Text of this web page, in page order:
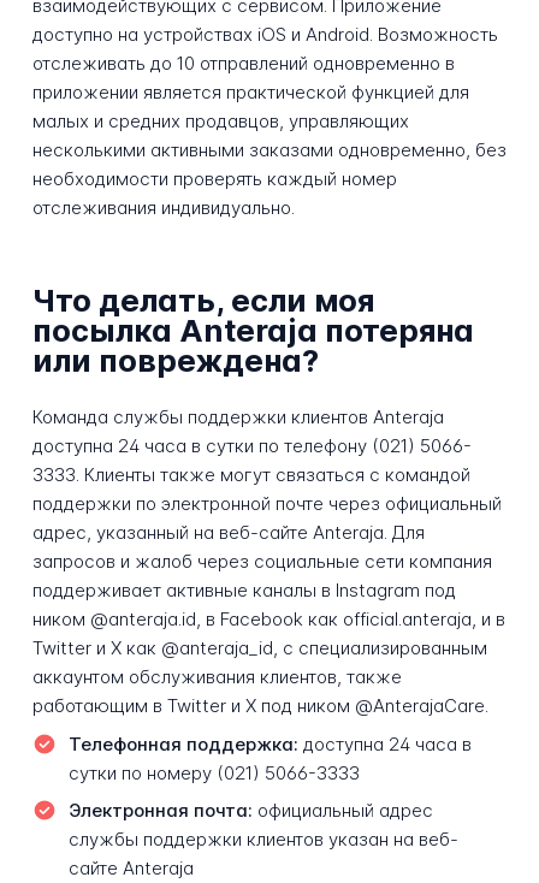
взаимодействующих с сервисом. Приложение
доступно на устройствах iOS и Android. Возможность
отслеживать до 10 отправлений одновременно в
приложении является практической функцией для
малых и средних продавцов, управляющих
несколькими активными заказами одновременно, без
необходимости проверять каждый номер
отслеживания индивидуально.
Что делать, если моя
посылка Anteraja потеряна
или повреждена?
Команда службы поддержки клиентов Anteraja
доступна 24 часа в сутки по телефону (021) 5066-
3333. Клиенты также могут связаться с командой
поддержки по электронной почте через официальный
адрес, указанный на веб-сайте Anteraja. Для
запросов и жалоб через социальные сети компания
поддерживает активные каналы в Instagram под
ником @anteraja.id, в Facebook как official.anteraja, и в
Twitter и X как @anteraja_id, с специализированным
аккаунтом обслуживания клиентов, также
работающим в Twitter и X под ником @AnterajaCare.
Телефонная поддержка: доступна 24 часа в
сутки по номеру (021) 5066-3333
Электронная почта: официальный адрес
службы поддержки клиентов указан на веб-
сайте Anteraja